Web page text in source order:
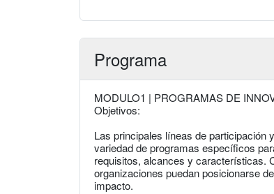
Programa
MODULO1 | PROGRAMAS DE
Objetivos:
Las principales líneas de participación
variedad de programas específicos
requisitos, alcances y características.
organizaciones puedan posicionarse
impacto.